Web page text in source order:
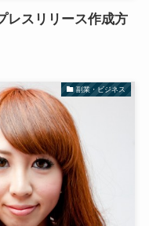
レスリリース作成方
副業・ビジネス